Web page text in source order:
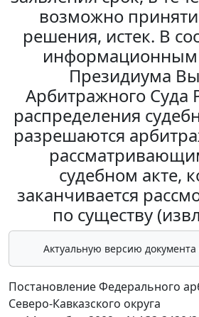
возможно
решения, истек. В
Президиума
Арбитражного Суда
распределения
разрешаются
судебном акте,
заканчивается
по существу
Актуальную версию документа
Постановление Федерального
Северо-Кавказского округа